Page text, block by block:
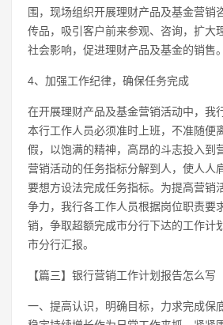
围，现场组织开展理财产品及基金营销
传品，吸引客户前来参观、咨询，扩大
社会影响，促进理财产品及基金的销售。
4、加强工作纪律，确保任务完成
在开展理财产品及基金营销活动中，我
本行工作人员必须准时上班，不准随便
假，以饱满的精神，高昂的斗志投入到
营销活动的任务指标分解到人，使人人
要想方设法完成任务指标。为提高营销
争力，我行各工作人员根据岗位职责要
销，争取超额完成市分行下达的工作计
市分行汇报。
【篇三】银行营销工作计划报告怎么写
一、提高认识，明确目标，力求完成保